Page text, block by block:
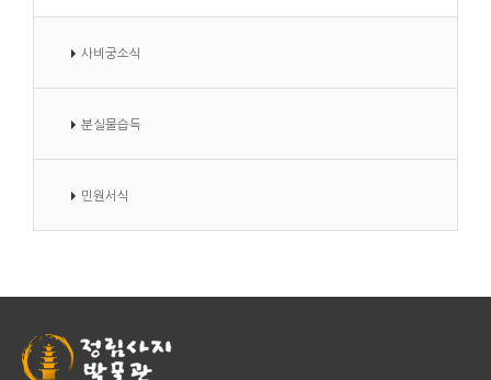
사비궁소식
분실물습득
민원서식